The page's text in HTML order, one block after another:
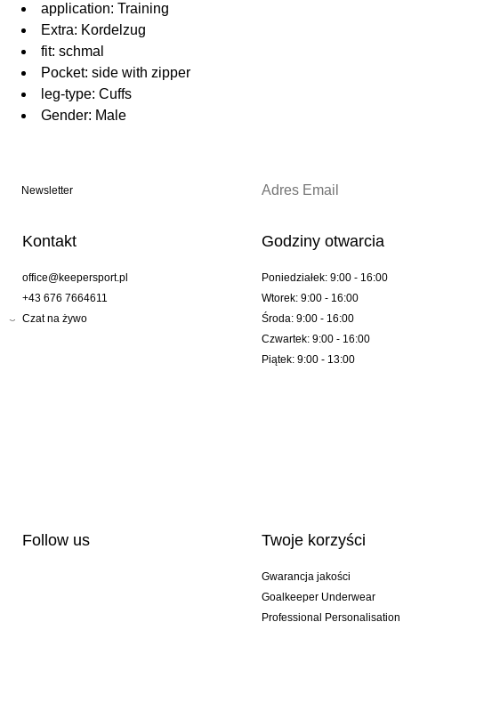
application: Training
Extra: Kordelzug
fit: schmal
Pocket: side with zipper
leg-type: Cuffs
Gender: Male
Newsletter
Kontakt
office@keepersport.pl
+43 676 7664611
Czat na żywo
Godziny otwarcia
Poniedziałek: 9:00 - 16:00
Wtorek: 9:00 - 16:00
Środa: 9:00 - 16:00
Czwartek: 9:00 - 16:00
Piątek: 9:00 - 13:00
Follow us Twoje korzyści
Gwarancja jakości
Goalkeeper Underwear
Professional Personalisation